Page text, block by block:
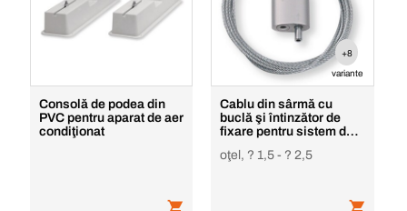
Consolă de podea din
PVC pentru aparat de aer
condiţionat
+8
variante
Cablu din sârmă cu
buclă şi întinzător de
fixare pentru sistem de
oţel, ? 1,5 - ? 2,5